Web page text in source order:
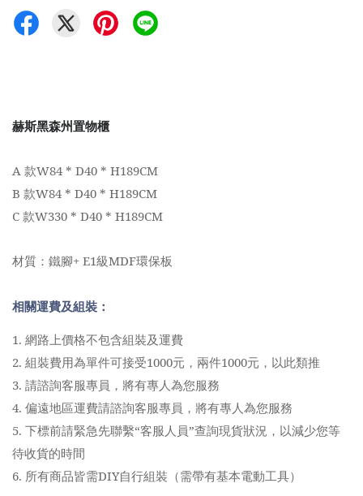
赫斯黑森州置物櫃
A 款W84 * D40 * H189CM
B 款W84 * D40 * H189CM
C 款W330 * D40 * H189CM
材質：鐵腳+ E1級MDF環保板
相關運費及組裝：
1. 網路上價格不包含組裝及運費
2. 組裝費用為單件可接受1000元，兩件1000元，以此類推
3. 請諮詢客服專員，將有專人為您服務
4. 偏遠地區運費請諮詢客服專員，將有專人為您服務
5. 下標前請緊急先聯繫“客服人員”查詢現貨狀況，以減少您等
待收貨的時間
6. 所有商品皆需DIY自行組裝（需帶有基本電動工具）